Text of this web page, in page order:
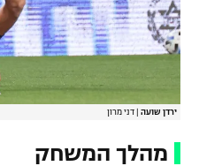
ירדן שועה דני מרון
מהלך המשחק